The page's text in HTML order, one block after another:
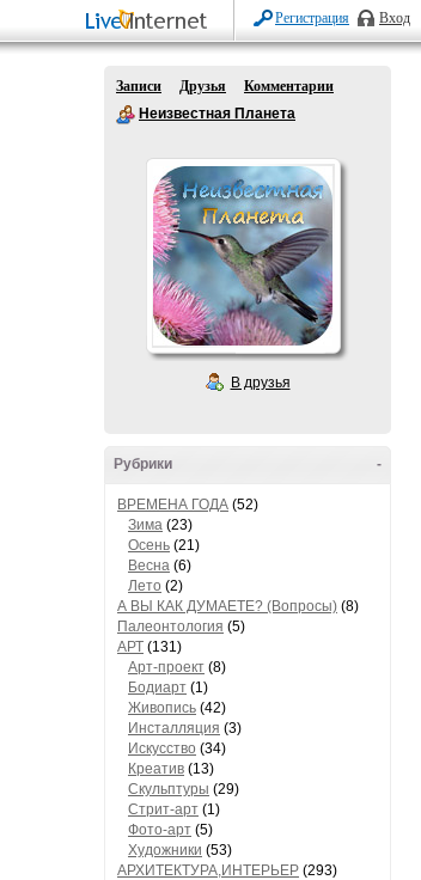
Регистрация Вход
Записи Друзья
Комментарии
Неизвестная Планета
В друзья
-
Рубрики
ВРЕМЕНА ГОДА (52)
Зима (23)
Осень (21)
Весна (6)
Лето (2)
А ВЫ КАК ДУМАЕТЕ? (Вопросы) (8)
Палеонтология (5)
АРТ (131)
Арт-проект (8)
Бодиарт (1)
Живопись (42)
Инсталляция (3)
Искусство (34)
Креатив (13)
Скульптуры (29)
Стрит-арт (1)
Фото-арт (5)
Художники (53)
АРХИТЕКТУРА,ИНТЕРЬЕР (293)